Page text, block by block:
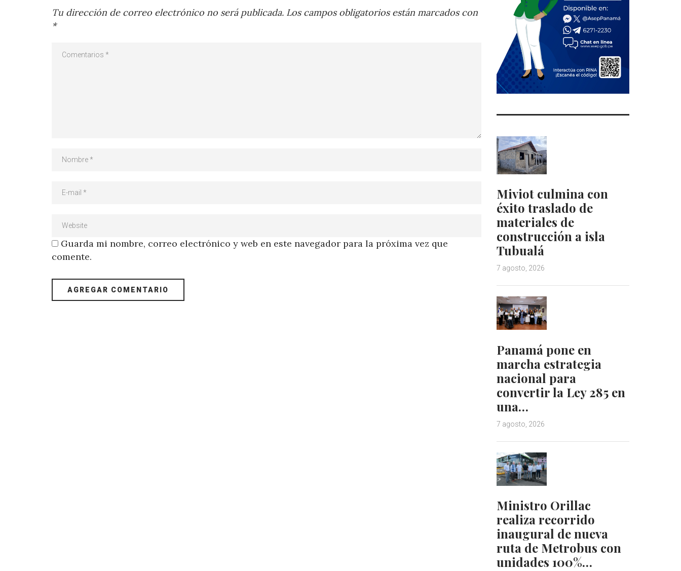
Tu dirección de correo electrónico no será publicada. Los campos obligatorios están marcados con
*
Guarda mi nombre, correo electrónico y web en este navegador para la próxima vez que
comente.
Miviot culmina con
éxito traslado de
materiales de
construcción a isla
Tubualá
7 agosto, 2026
Panamá pone en
marcha estrategia
nacional para
convertir la Ley 285 en
una…
7 agosto, 2026
Ministro Orillac
realiza recorrido
inaugural de nueva
ruta de Metrobus con
unidades 100%…